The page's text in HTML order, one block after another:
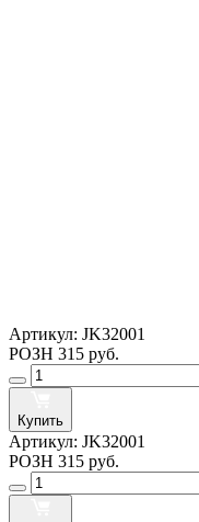
Артикул: JK32001
РОЗН 315 руб.
Купить
Артикул: JK32001
РОЗН 315 руб.